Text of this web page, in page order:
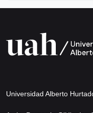
Universidad Alberto